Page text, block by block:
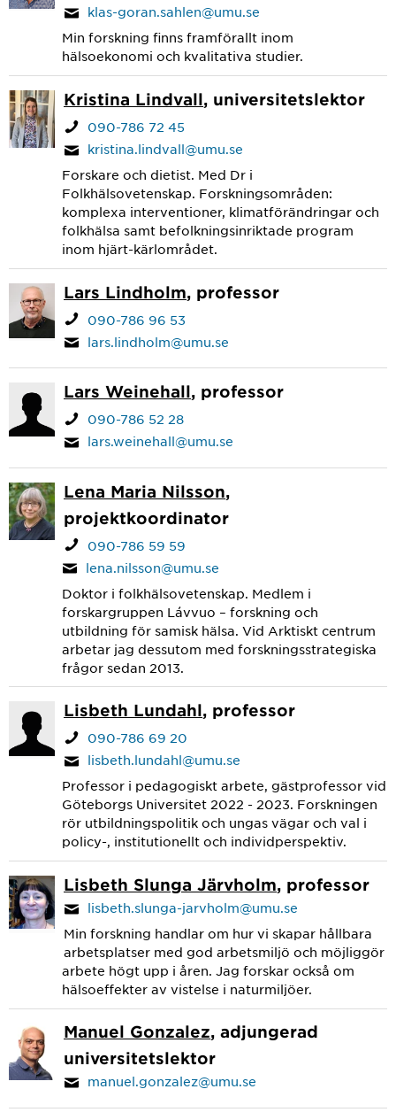
klas-goran.sahlen@umu.se
Min forskning finns framförallt inom
hälsoekonomi och kvalitativa studier.
Kristina Lindvall, universitetslektor
090-786 72 45
kristina.lindvall@umu.se
Forskare och dietist. Med Dr i
Folkhälsovetenskap. Forskningsområden:
komplexa interventioner, klimatförändringar och
folkhälsa samt befolkningsinriktade program
inom hjärt-kärlområdet.
Lars Lindholm, professor
090-786 96 53
lars.lindholm@umu.se
Lars Weinehall, professor
090-786 52 28
lars.weinehall@umu.se
Lena Maria Nilsson,
projektkoordinator
090-786 59 59
lena.nilsson@umu.se
Doktor i folkhälsovetenskap. Medlem i
forskargruppen Lávvuo – forskning och
utbildning för samisk hälsa. Vid Arktiskt centrum
arbetar jag dessutom med forskningsstrategiska
frågor sedan 2013.
Lisbeth Lundahl, professor
090-786 69 20
lisbeth.lundahl@umu.se
Professor i pedagogiskt arbete, gästprofessor vid
Göteborgs Universitet 2022 - 2023. Forskningen
rör utbildningspolitik och ungas vägar och val i
policy-, institutionellt och individperspektiv.
Lisbeth Slunga Järvholm, professor
lisbeth.slunga-jarvholm@umu.se
Min forskning handlar om hur vi skapar hållbara
arbetsplatser med god arbetsmiljö och möjliggör
arbete högt upp i åren. Jag forskar också om
hälsoeffekter av vistelse i naturmiljöer.
Manuel Gonzalez, adjungerad
universitetslektor
manuel.gonzalez@umu.se